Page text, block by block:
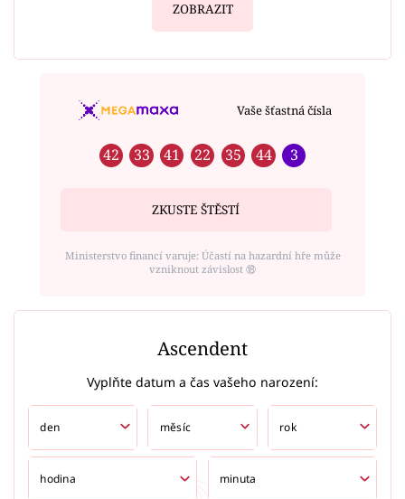
ZOBRAZIT
Vaše šťastná čísla
42 33 41 22 35 44 3
ZKUSTE ŠTĚSTÍ
Ministerstvo financí varuje: Účastí na hazardní hře může
vzniknout závislost ⑱
Ascendent
Vyplňte datum a čas vašeho narození: